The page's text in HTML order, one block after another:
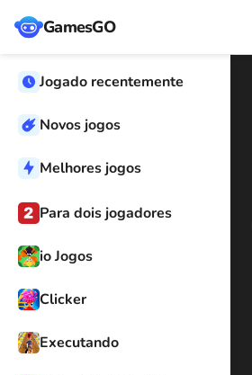
GamesGO
Jogado recentemente
Novos jogos
Melhores jogos
Para dois jogadores
io Jogos
Clicker
Executando